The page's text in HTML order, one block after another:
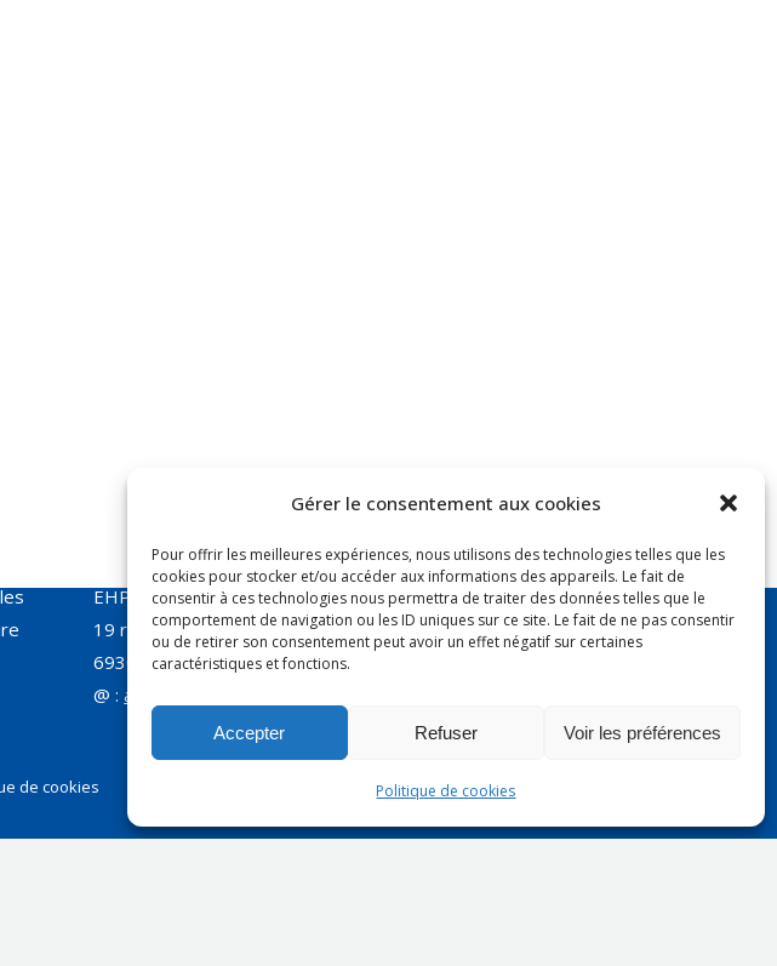
Gérer le consentement aux cookies
Pour offrir les meilleures expériences, nous utilisons des technologies telles que les
cookies pour stocker et/ou accéder aux informations des appareils. Le fait de
consentir à ces technologies nous permettra de traiter des données telles que le
comportement de navigation ou les ID uniques sur ce site. Le fait de ne pas consentir
ou de retirer son consentement peut avoir un effet négatif sur certaines
caractéristiques et fonctions.
Accepter Refuser Voir les préférences
Politique de cookies
Anne-Claire Thury - AMC 69
EHPAD Le Manoir
19 rue Capitaine Ferber
69300 CALUIRE
@ :association.medco.69@gmail.com
de cookies